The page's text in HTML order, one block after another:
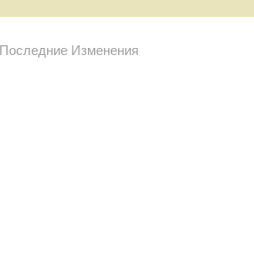
Последние Изменения